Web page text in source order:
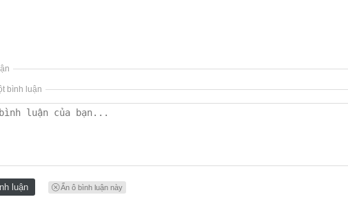
bình luận
Ẩn ô bình luận này